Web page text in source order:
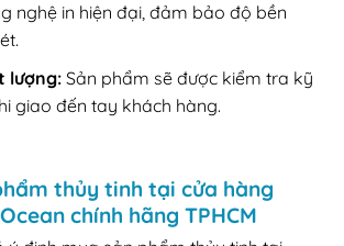
nghệ in hiện đại, đảm bảo độ bền
lượng:Sản phẩm sẽ được kiểm tra kỹ
giao đến tay khách hàng.
thủy tinh tại cửa hàng
chính hãng TPHCM